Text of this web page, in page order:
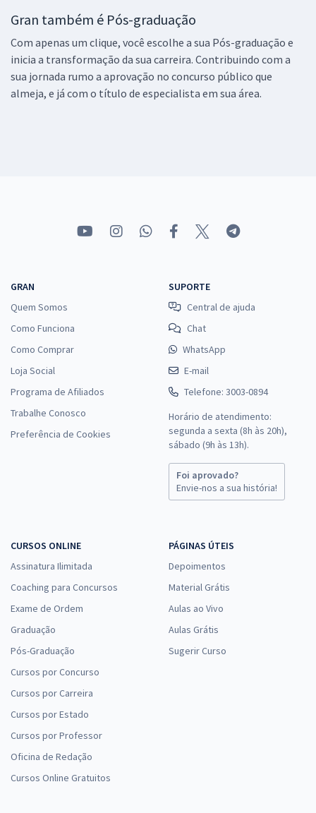
Gran também é Pós-graduação
Com apenas um clique, você escolhe a sua Pós-graduação e
inicia a transformação da sua carreira. Contribuindo com a
sua jornada rumo a aprovação no concurso público que
almeja, e já com o título de especialista em sua área.
GRAN
Quem Somos
Como Funciona
Como Comprar
Loja Social
Programa de Afiliados
Trabalhe Conosco
Preferência de Cookies
SUPORTE
Central de ajuda
Chat
WhatsApp
E-mail
Telefone: 3003-0894
Horário de atendimento:
segunda a sexta (8h às 20h),
sábado (9h às 13h).
Foi aprovado?
Envie-nos a sua história!
CURSOS ONLINE
Assinatura Ilimitada
Coaching para Concursos
Exame de Ordem
Graduação
Pós-Graduação
Cursos por Concurso
Cursos por Carreira
Cursos por Estado
Cursos por Professor
Oficina de Redação
Cursos Online Gratuitos
PÁGINAS ÚTEIS
Depoimentos
Material Grátis
Aulas ao Vivo
Aulas Grátis
Sugerir Curso